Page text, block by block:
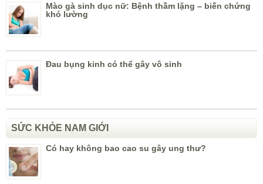
Mào gà sinh dục nữ: Bệnh thầm lặng – biến chứng
khó lường
Đau bụng kinh có thể gây vô sinh
SỨC KHỎE NAM GIỚI
Có hay không bao cao su gây ung thư?